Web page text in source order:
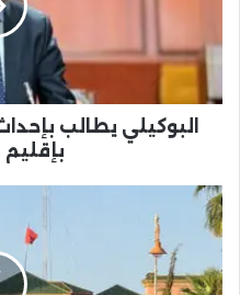
بإقليم
الدريوش
البوكيلي يطالب
تمويل
برنامج
التنمية
المندمجة
للمركز